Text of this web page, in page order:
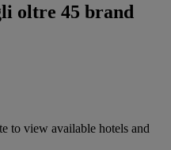
oltre 45 brand
to view available hotels and